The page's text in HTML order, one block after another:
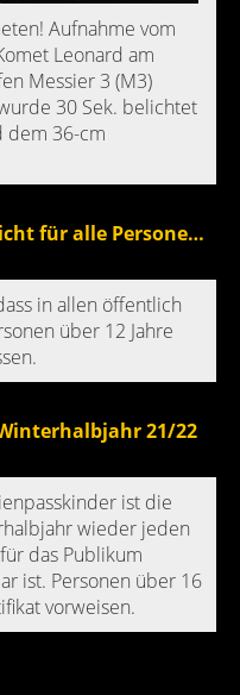
Aufnahme vom
Leonard am
Messier 3 (M3)
30 Sek. belichtet
dem 36-cm
Ausweitung der Maskenpflicht für alle Personen über 12 Jahre
in allen öffentlich
über 12 Jahre
21/22
ist die
wieder jeden
das Publikum
ist. Personen über 16
vorweisen.